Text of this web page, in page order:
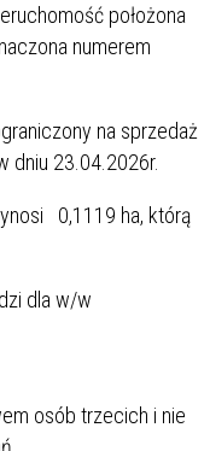
położona
numerem
na sprzedaż
dniu 23.04.2026r.
0,1119 ha, którą
dla w/w
osób trzecich i nie